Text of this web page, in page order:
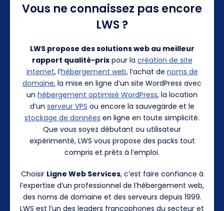
Vous ne connaissez pas encore
LWS ?
LWS propose des solutions web au meilleur
rapport qualité-prixpour la création de site
internet, l’hébergement web, l’achat de noms de
domaine, la mise en ligne d’un site WordPress avec
un hébergement optimisé WordPress, la location
d’un serveur VPS ou encore la sauvegarde et le
stockage de données en ligne en toute simplicité.
Que vous soyez débutant ou utilisateur
expérimenté, LWS vous propose des packs tout
compris et prêts à l’emploi.
Choisir Ligne Web Services, c’est faire confiance à
l’expertise d’un professionnel de l’hébergement web,
des noms de domaine et des serveurs depuis 1999.
LWS est l’un des leaders francophones du secteur et